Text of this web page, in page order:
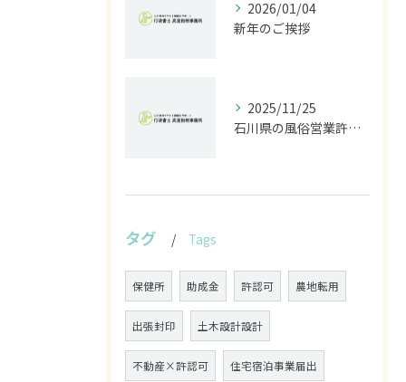
2026/01/04
新年のご挨拶
2025/11/25
石川県の風俗営業許可なら行政書士高見裕樹事務所｜金沢・野々市・白山対応｜警察事前相談から図面作成まで
タグ Tags
保健所 助成金 許認可 農地転用
出張封印 土木設計設計
不動産×許認可 住宅宿泊事業届出